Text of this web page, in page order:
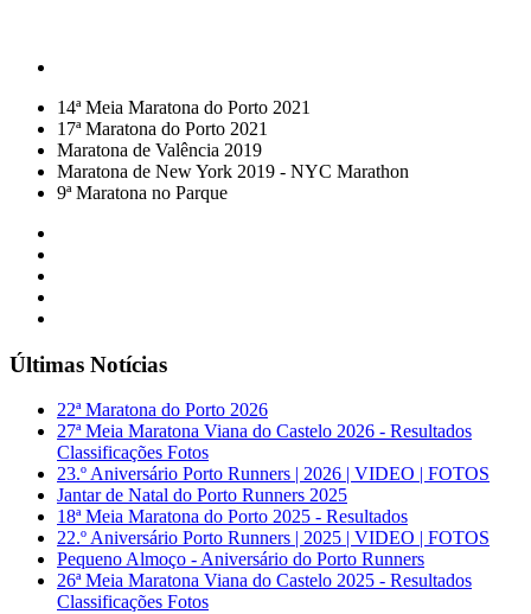
14ª Meia Maratona do Porto 2021
17ª Maratona do Porto 2021
Maratona de Valência 2019
Maratona de New York 2019 - NYC Marathon
9ª Maratona no Parque
Últimas Notícias
22ª Maratona do Porto 2026
27ª Meia Maratona Viana do Castelo 2026 - Resultados
Classificações Fotos
23.º Aniversário Porto Runners | 2026 | VIDEO | FOTOS
Jantar de Natal do Porto Runners 2025
18ª Meia Maratona do Porto 2025 - Resultados
22.º Aniversário Porto Runners | 2025 | VIDEO | FOTOS
Pequeno Almoço - Aniversário do Porto Runners
26ª Meia Maratona Viana do Castelo 2025 - Resultados
Classificações Fotos